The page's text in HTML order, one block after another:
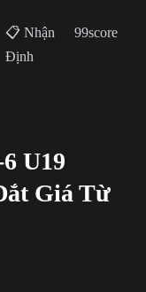
📋 Nhận
Định
99score
U19
Giá Từ